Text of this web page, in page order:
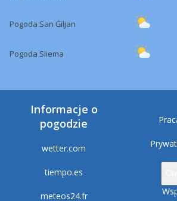
Pogoda San Ġiljan
Pogoda Sliema
Informacje o
pogodzie
wetter.com
tiempo.es
meteos24.fr